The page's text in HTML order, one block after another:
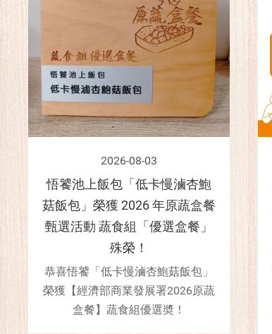
2026-08-03
悟饕池上飯包「低卡慢滷杏鮑
菇飯包」榮獲 2026 年原蔬盒餐
甄選活動 蔬食組「優選盒餐」
殊榮！
恭喜悟饕「低卡慢滷杏鮑菇飯包」
榮獲【經濟部商業發展署2026原蔬
盒餐】蔬食組優選奬！